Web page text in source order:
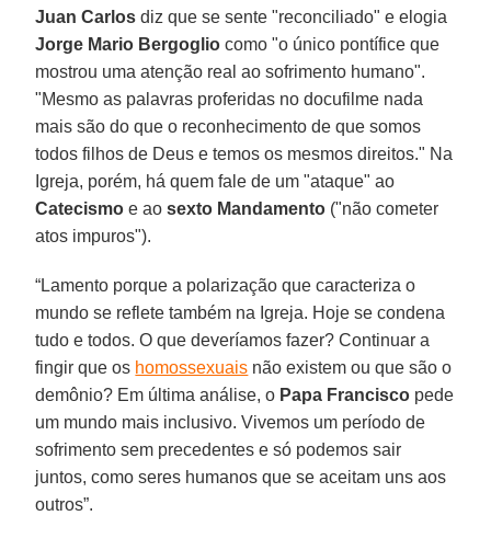
Juan Carlos diz que se sente "reconciliado" e elogia
Jorge Mario Bergoglio como "o único pontífice que
mostrou uma atenção real ao sofrimento humano".
"Mesmo as palavras proferidas no docufilme nada
mais são do que o reconhecimento de que somos
todos filhos de Deus e temos os mesmos direitos." Na
Igreja, porém, há quem fale de um "ataque" ao
Catecismo e aosexto Mandamento ("não cometer
atos impuros").
“Lamento porque a polarização que caracteriza o
mundo se reflete também na Igreja. Hoje se condena
tudo e todos. O que deveríamos fazer? Continuar a
fingir que os homossexuais não existem ou que são o
demônio? Em última análise, o Papa Francisco pede
um mundo mais inclusivo. Vivemos um período de
sofrimento sem precedentes e só podemos sair
juntos, como seres humanos que se aceitam uns aos
outros”.